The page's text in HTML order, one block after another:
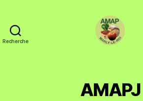
Recherche
AMAPJ